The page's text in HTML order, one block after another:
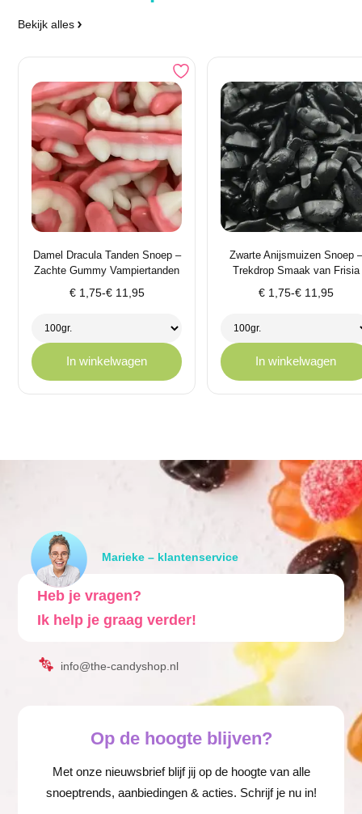
Bekijk alles
Damel Dracula Tanden Snoep –
Zachte Gummy Vampiertanden
€1,75-€11,95
Prijsklasse:
tot
€ 11,95
In winkelwagen
Zwarte Anijsmuizen Snoep –
Trekdrop Smaak van Frisia
€1,75-€11,95
Prijsklasse:
tot
€ 11,95
In winkelwagen
Marieke – klantenservice
Heb je vragen?
Ik help je graag verder!
info@the-candyshop.nl
Op de hoogte blijven?
Met onze nieuwsbrief blijf jij op de hoogte van alle
snoeptrends, aanbiedingen & acties. Schrijf je nu in!